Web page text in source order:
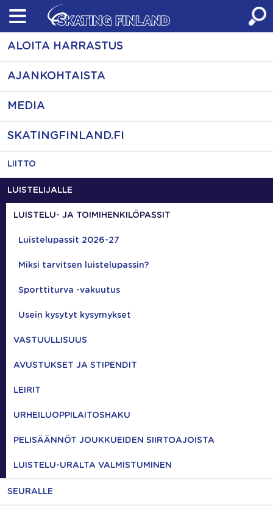
Skip
content
ALOITA HARRASTUS
AJANKOHTAISTA
MEDIA
SKATINGFINLAND.FI
LIITTO
LUISTELIJALLE
LUISTELU- JA TOIMIHENKILÖPASSIT
Luistelupassit 2026-27
Miksi tarvitsen luistelupassin?
Sporttiturva -vakuutus
Usein kysytyt kysymykset
VASTUULLISUUS
AVUSTUKSET JA STIPENDIT
LEIRIT
URHEILUOPPILAITOSHAKU
PELISÄÄNNÖT JOUKKUEIDEN SIIRTOAJOISTA
LUISTELU-URALTA VALMISTUMINEN
SEURALLE